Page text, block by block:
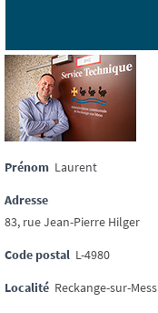
Prénom Laurent
Adresse
83, rue Jean-Pierre Hilger
Code postal L-4980
Localité Reckange-sur-Mess